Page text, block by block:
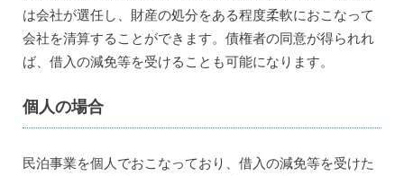
は会社が選任し、財産の処分をある程度柔軟におこなって
会社を清算することができます。債権者の同意が得られれ
ば、借入の減免等を受けることも可能になります。
個人の場合
民泊事業を個人でおこなっており、借入の減免等を受けた